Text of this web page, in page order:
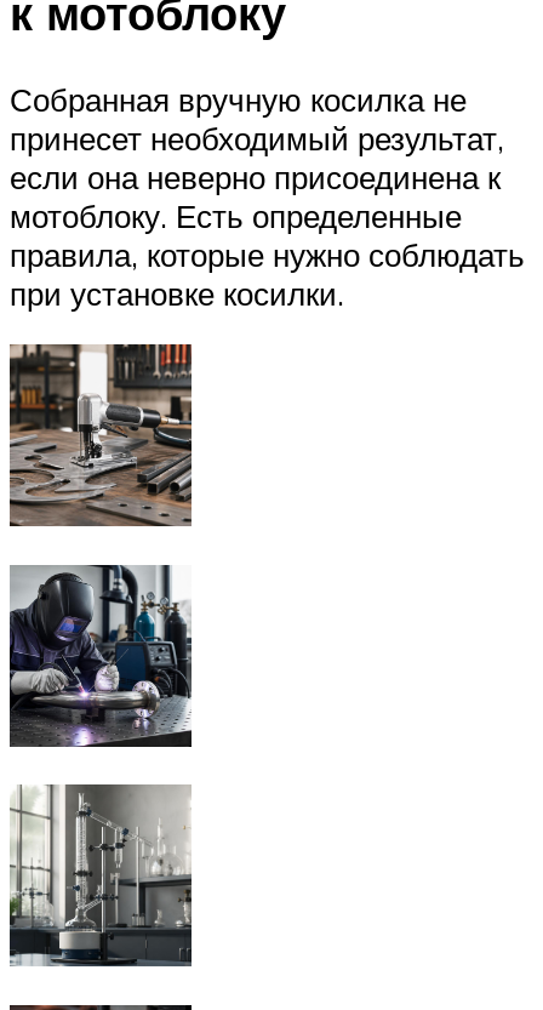
к мотоблоку
Собранная вручную косилка не
принесет необходимый результат,
если она неверно присоединена к
мотоблоку. Есть определенные
правила, которые нужно соблюдать
при установке косилки.